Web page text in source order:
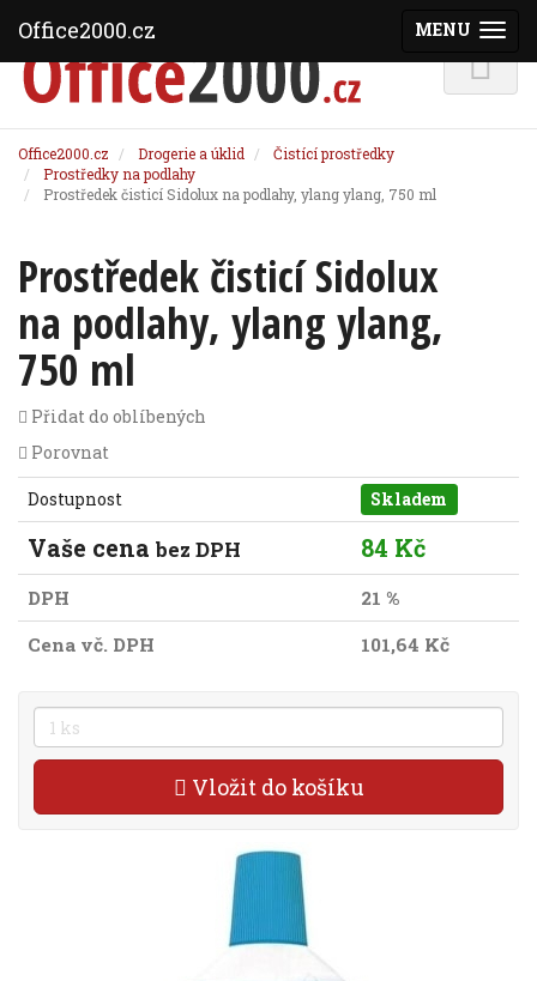
Office2000.cz Drogerie a úklid
Čistící prostředky
Prostředky na podlahy
Prostředek čisticí Sidolux na podlahy, ylang ylang, 750 ml
Prostředek čisticí Sidolux
na podlahy, ylang ylang,
750 ml
Přidat do oblíbených
Porovnat
Dostupnost Skladem
Vaše cena bez DPH 84 Kč
DPH
21 %
Cena vč. DPH
101,64 Kč
Vložit do košíku
MENU
Office2000.cz